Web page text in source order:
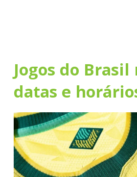
Jogos do Brasil
datas e